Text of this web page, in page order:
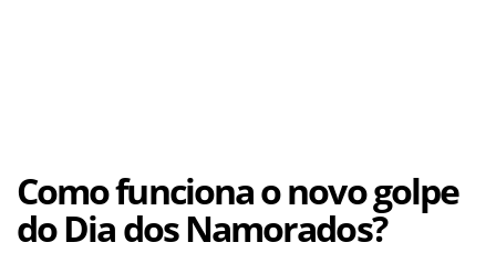
Como funciona o novo golpe
do Dia dos Namorados?